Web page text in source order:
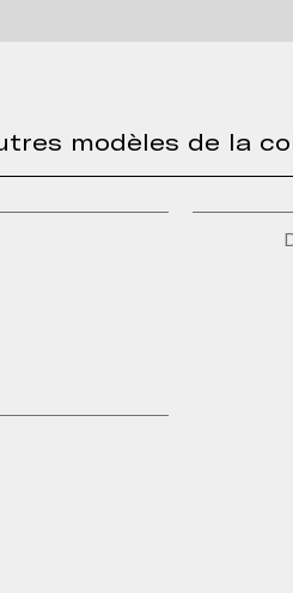
modèles de la